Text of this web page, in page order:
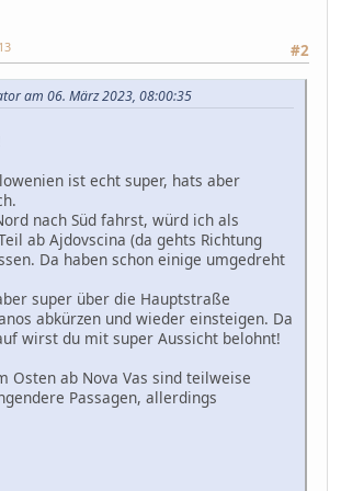
#2
am 06. März 2023, 08:00:35
ist echt super, hats aber
nach Süd fahrst, würd ich als
ab Ajdovscina (da gehts Richtung
Da haben schon einige umgedreht
super über die Hauptstraße
abkürzen und wieder einsteigen. Da
wirst du mit super Aussicht belohnt!
Osten ab Nova Vas sind teilweise
Passagen, allerdings